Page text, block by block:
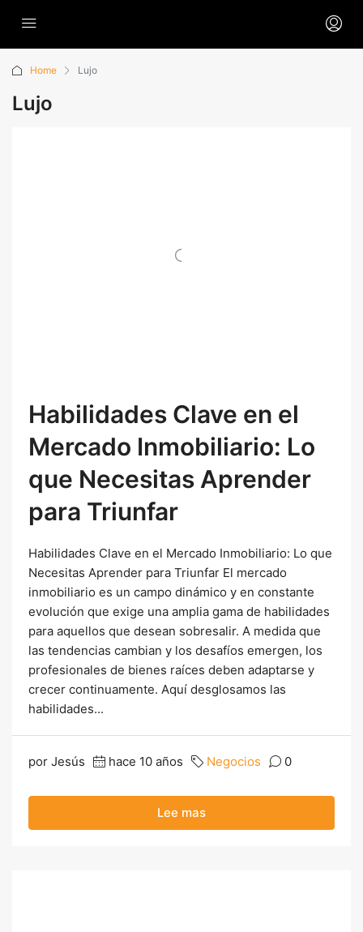
Home Lujo
Lujo
Habilidades Clave en el
Mercado Inmobiliario: Lo
que Necesitas Aprender
para Triunfar
Habilidades Clave en el Mercado Inmobiliario: Lo que
Necesitas Aprender para Triunfar El mercado
inmobiliario es un campo dinámico y en constante
evolución que exige una amplia gama de habilidades
para aquellos que desean sobresalir. A medida que
las tendencias cambian y los desafíos emergen, los
profesionales de bienes raíces deben adaptarse y
crecer continuamente. Aquí desglosamos las
habilidades...
por Jesús hace 10 años Negocios 0
Lee mas